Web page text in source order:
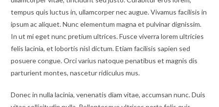
tempus quis luctus in, ullamcorper nec augue. Vivamus facilisis in
ipsum ac aliquet. Nunc elementum magna et pulvinar dignissim.
In ut mi eget nunc pretium ultrices. Fusce viverra lorem ultricies
felis lacinia, et lobortis nisl dictum. Etiam facilisis sapien sed
posuere congue. Orci varius natoque penatibus et magnis dis
parturient montes, nascetur ridiculus mus.
Donec in nulla lacinia, venenatis diam vitae, accumsan nunc. Duis